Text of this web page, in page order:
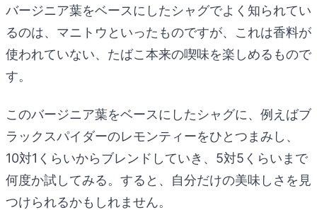
バージニア葉をベースにしたシャグでよく知られてい
るのは、マニトウといったものですが、これは香料が
使われていない、たばこ本来の喫味を楽しめるもので
す。
このバージニア葉をベースにしたシャグに、例えばブ
ラックスパイダーのレモンティーをひとつまみし、
10対1くらいからブレンドしていき、5対5くらいまで
何度か試してみる。すると、自分だけの美味しさを見
つけられるかもしれません。